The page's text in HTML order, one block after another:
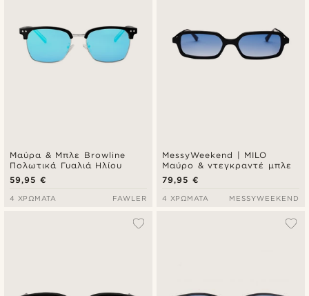
Μαύρα & Μπλε Browline
Πολωτικά Γυαλιά Ηλίου
59,95 €
4 ΧΡΏΜΑΤΑ FAWLER
MessyWeekend | MILO
Μαύρο & ντεγκραντέ μπλε
79,95 €
4 ΧΡΏΜΑΤΑ MESSYWEEKEND